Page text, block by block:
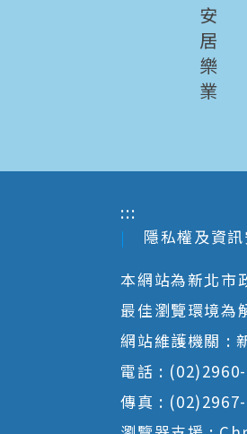
安
居
樂
業
:::
隱私權及資
本網站為新北市
最佳瀏覽環境
網站維護機關 :
電話 :
傳真 :